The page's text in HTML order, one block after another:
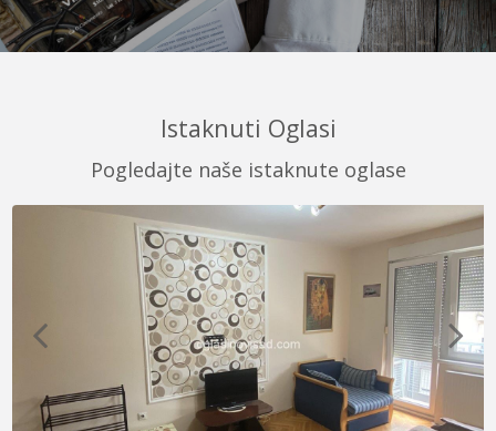
Istaknuti Oglasi
Pogledajte naše istaknute oglase